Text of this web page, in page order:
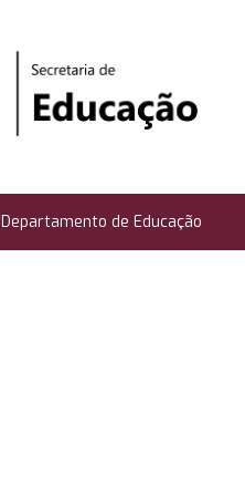
Departamento de Educação